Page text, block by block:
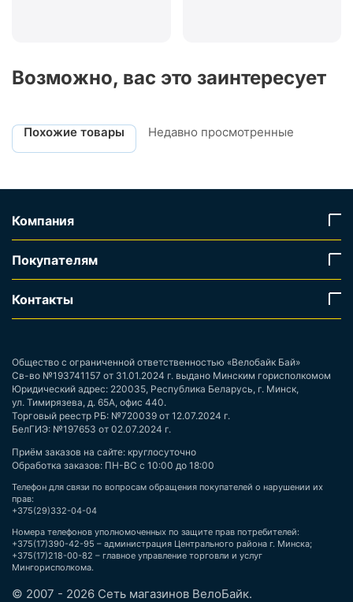
Возможно, вас это заинтересует
Похожие товары Недавно просмотренные
Компания
Покупателям
Контакты
Общество с ограниченной ответственностью «Велобайк Бай»
Св-во №193741157 от 31.01.2024 г. выдано Минским горисполкомом
Юридический адрес: 220035, Республика Беларусь, г. Минск,
ул. Тимирязева, д. 65А, офис 440.
Торговый реестр РБ: №720039 от 12.07.2024 г.
БелГИЭ: №197653 от 02.07.2024 г.
Приём заказов на сайте: круглосуточно
Обработка заказов: ПН-ВС с 10:00 до 18:00
Телефон для связи по вопросам обращения покупателей о нарушении их
прав:
+375(29)332-04-04
Номера телефонов уполномоченных по защите прав потребителей:
+375(17)390-42-95 – администрация Центрального района г. Минска;
+375(17)218-00-82 – главное управление торговли и услуг
Мингорисполкома.
© 2007 - 2026 Сеть магазинов ВелоБайк.